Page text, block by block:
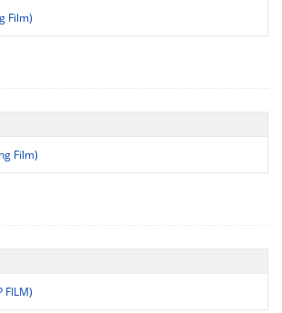
Film)
Film)
FILM)